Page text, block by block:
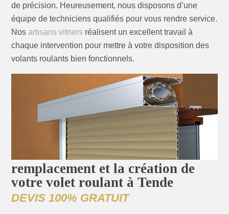
de précision. Heureusement, nous disposons d’une
équipe de techniciens qualifiés pour vous rendre service.
Nosartisans vitriers réalisent un excellent travail à
chaque intervention pour mettre à votre disposition des
volants roulants bien fonctionnels.
remplacement et la création de
votre volet roulant à Tende
DEVIS 100% GRATUIT